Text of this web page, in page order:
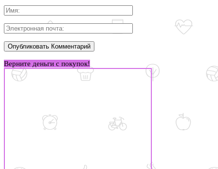
Верните деньги с покупок!